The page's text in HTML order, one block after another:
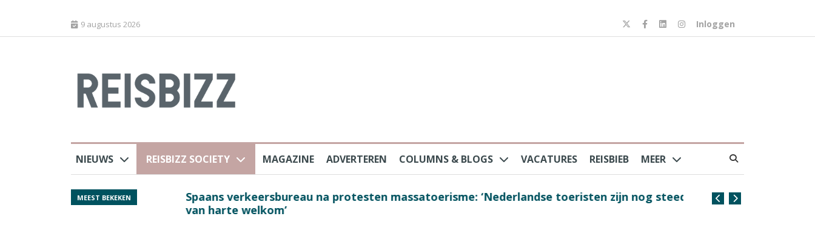
9 augustus 2026 Inloggen
NIEUWS REISBIZZ SOCIETY MAGAZINE ADVERTEREN COLUMNS & BLOGS VACATURES REISBIEB MEER
MEEST BEKEKEN
Spaans verkeersbureau na protesten massatoerisme: ‘Nederlandse toeristen zijn nog steeds
van harte welkom’
Coffee with the